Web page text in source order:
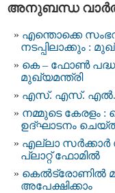
അനുബന്ധ
എന്തൊക്കെ
നടപ്പിലാക്കും :
കെ – ഫോണ്‍
മുഖ്യമന്ത്രി
എസ്. എസ്. എൽ.
നമ്മുടെ കേരളം
ഉദ്ഘാടനം
എല്ലാ സർക്കാർ
പ്ലാറ്റ് ഫോമിൽ
കെല്‍ട്രോണില്‍
അപേക്ഷിക്കാം